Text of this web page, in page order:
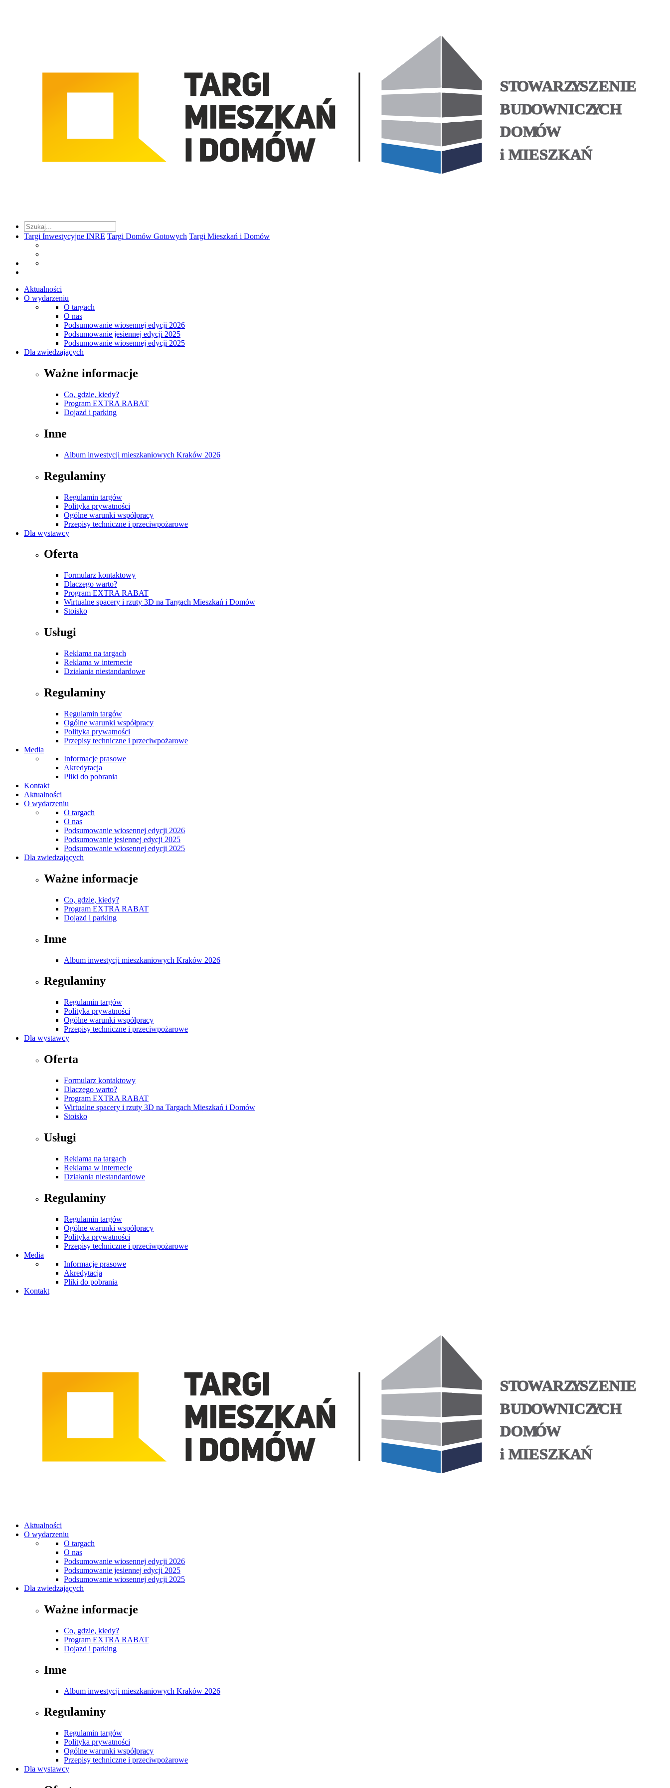
Targi Inwestycyjne INRE Targi Domów Gotowych Targi Mieszkań i Domów
Aktualności
O wydarzeniu
O targach
O nas
Podsumowanie wiosennej edycji 2026
Podsumowanie jesiennej edycji 2025
Podsumowanie wiosennej edycji 2025
Dla zwiedzających
Ważne informacje
Co, gdzie, kiedy?
Program EXTRA RABAT
Dojazd i parking
Inne
Album inwestycji mieszkaniowych Kraków 2026
Regulaminy
Regulamin targów
Polityka prywatności
Ogólne warunki współpracy
Przepisy techniczne i przeciwpożarowe
Dla wystawcy
Oferta
Formularz kontaktowy
Dlaczego warto?
Program EXTRA RABAT
Wirtualne spacery i rzuty 3D na Targach Mieszkań i Domów
Stoisko
Usługi
Reklama na targach
Reklama w internecie
Działania niestandardowe
Regulaminy
Regulamin targów
Ogólne warunki współpracy
Polityka prywatności
Przepisy techniczne i przeciwpożarowe
Media
Informacje prasowe
Akredytacja
Pliki do pobrania
Kontakt
Aktualności
O wydarzeniu
O targach
O nas
Podsumowanie wiosennej edycji 2026
Podsumowanie jesiennej edycji 2025
Podsumowanie wiosennej edycji 2025
Dla zwiedzających
Ważne informacje
Co, gdzie, kiedy?
Program EXTRA RABAT
Dojazd i parking
Inne
Album inwestycji mieszkaniowych Kraków 2026
Regulaminy
Regulamin targów
Polityka prywatności
Ogólne warunki współpracy
Przepisy techniczne i przeciwpożarowe
Dla wystawcy
Oferta
Formularz kontaktowy
Dlaczego warto?
Program EXTRA RABAT
Wirtualne spacery i rzuty 3D na Targach Mieszkań i Domów
Stoisko
Usługi
Reklama na targach
Reklama w internecie
Działania niestandardowe
Regulaminy
Regulamin targów
Ogólne warunki współpracy
Polityka prywatności
Przepisy techniczne i przeciwpożarowe
Media
Informacje prasowe
Akredytacja
Pliki do pobrania
Kontakt
Aktualności
O wydarzeniu
O targach
O nas
Podsumowanie wiosennej edycji 2026
Podsumowanie jesiennej edycji 2025
Podsumowanie wiosennej edycji 2025
Dla zwiedzających
Ważne informacje
Co, gdzie, kiedy?
Program EXTRA RABAT
Dojazd i parking
Inne
Album inwestycji mieszkaniowych Kraków 2026
Regulaminy
Regulamin targów
Polityka prywatności
Ogólne warunki współpracy
Przepisy techniczne i przeciwpożarowe
Dla wystawcy